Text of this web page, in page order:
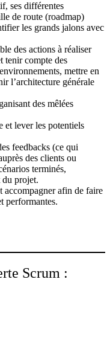
ses différentes
de route (roadmap)
les grands jalons avec
des actions à réaliser
tenir compte des
mettre en
l’architecture générale
des mêlées
et lever les potentiels
feedbacks (ce qui
des clients ou
terminés,
du projet.
accompagner afin de faire
performantes.
Scrum :